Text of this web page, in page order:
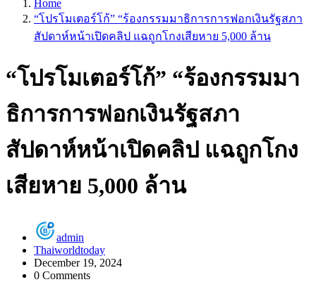
Home
“โปรโมเตอร์โก้” “ร้องกรรมมาธิการการฟอกเงินรัฐสภา
สัปดาห์หน้าเปิดคลิป แฉถูกโกงเสียหาย 5,000 ล้าน
“โปรโมเตอร์โก้” “ร้องกรรมมา
ธิการการฟอกเงินรัฐสภา
สัปดาห์หน้าเปิดคลิป แฉถูกโกง
เสียหาย 5,000 ล้าน
admin
Thaiworldtoday
December 19, 2024
0 Comments